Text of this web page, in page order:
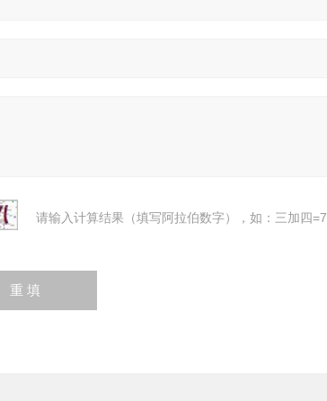
请输入计算结果（填写阿拉伯数字），如：三加四=7